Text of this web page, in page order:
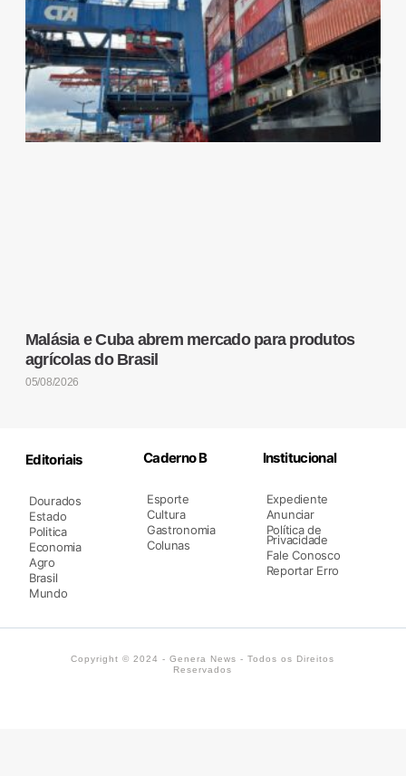
Malásia e Cuba abrem mercado para produtos
agrícolas do Brasil
05/08/2026
Editoriais
Dourados
Estado
Politica
Economia
Agro
Brasil
Mundo
Caderno B
Esporte
Cultura
Gastronomia
Colunas
Institucional
Expediente
Anunciar
Política de
Privacidade
Fale Conosco
Reportar Erro
Copyright © 2024 - Genera News - Todos os Direitos
Reservados